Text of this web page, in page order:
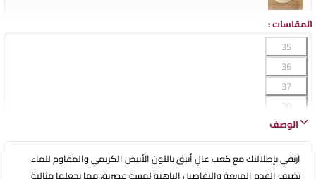
المقاسات:
35
36
37
38
39
الوصف
ارتقي بإطلالتك مع كعب عالٍ أنيق باللون الأبيض الكريمي والمقاوم للماء.